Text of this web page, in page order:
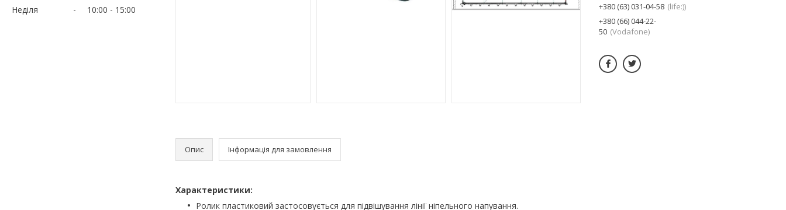
Неділя
10:00 15:00
Опис Інформація для замовлення
Характеристики:
Ролик пластиковий застосовується для підвішування лінії ніпельного напування.
+380 (63) 031-04-58 life:)
+380 (66) 044-22-
50 Vodafone